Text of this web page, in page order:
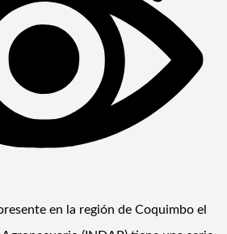
en la región de Coquimbo el